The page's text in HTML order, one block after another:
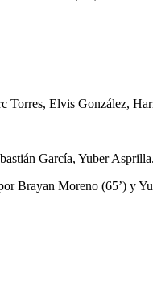
Torres, Elvis González,
García, Yuber Asprilla.
Brayan Moreno (65’) y